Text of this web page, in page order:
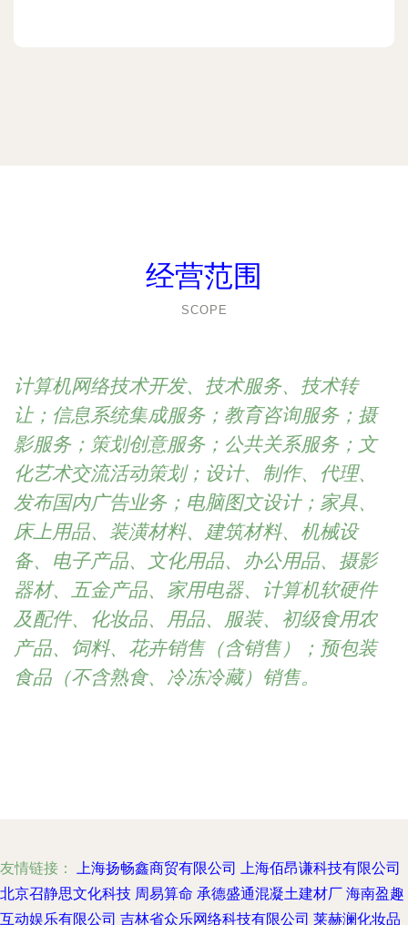
经营范围
SCOPE
计算机网络技术开发、技术服务、技术转
让；信息系统集成服务；教育咨询服务；摄
影服务；策划创意服务；公共关系服务；文
化艺术交流活动策划；设计、制作、代理、
发布国内广告业务；电脑图文设计；家具、
床上用品、装潢材料、建筑材料、机械设
备、电子产品、文化用品、办公用品、摄影
器材、五金产品、家用电器、计算机软硬件
及配件、化妆品、用品、服装、初级食用农
产品、饲料、花卉销售（含销售）；预包装
食品（不含熟食、冷冻冷藏）销售。
友情链接： 上海扬畅鑫商贸有限公司 上海佰昂谦科技有限公司
北京召静思文化科技 周易算命 承德盛通混凝土建材厂 海南盈趣
互动娱乐有限公司 吉林省众乐网络科技有限公司 莱赫澜化妆品